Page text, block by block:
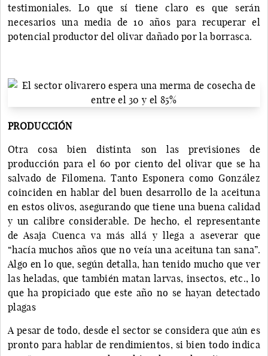
testimoniales. Lo que sí tiene claro es que serán
necesarios una media de 10 años para recuperar el
potencial productor del olivar dañado por la borrasca.
PRODUCCIÓN
Otra cosa bien distinta son las previsiones de
producción para el 60 por ciento del olivar que se ha
salvado de Filomena. Tanto Esponera como González
coinciden en hablar del buen desarrollo de la aceituna
en estos olivos, asegurando que tiene una buena calidad
y un calibre considerable. De hecho, el representante
de Asaja Cuenca va más allá y llega a aseverar que
“hacía muchos años que no veía una aceituna tan sana”.
Algo en lo que, según detalla, han tenido mucho que ver
las heladas, que también matan larvas, insectos, etc., lo
que ha propiciado que este año no se hayan detectado
plagas
A pesar de todo, desde el sector se considera que aún es
pronto para hablar de rendimientos, si bien todo indica